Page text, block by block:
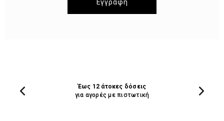
Εγγραφή
Έως 12 άτοκες δόσεις
για αγορές με πιστωτική